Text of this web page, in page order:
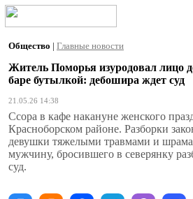
Общество | Главные новости
Житель Поморья изуродовал лицо
баре бутылкой: дебошира ждет суд
21.05.26 14:38
Ссора в кафе накануне женского
Красноборском районе. Разборки
девушки тяжелыми травмами и
мужчину, бросившего в северянку
суд.